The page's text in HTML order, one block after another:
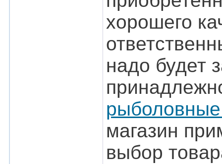
хорошего
надо будет
магазин
выбор